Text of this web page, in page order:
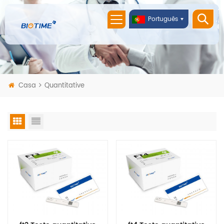
Português
Casa Quantitative